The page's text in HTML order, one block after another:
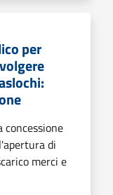
per
di
merci e